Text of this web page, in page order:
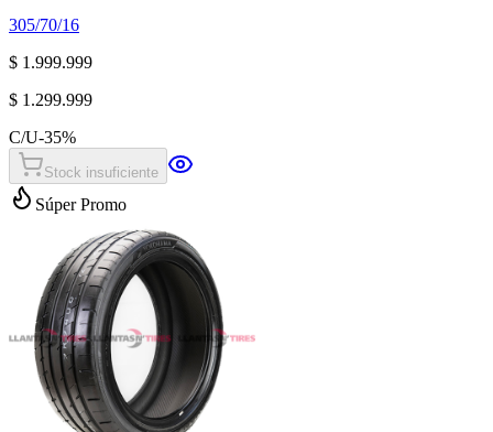
305/70/16
$ 1.999.999
$ 1.299.999
C/U-35%
Stock insuficiente
Súper Promo